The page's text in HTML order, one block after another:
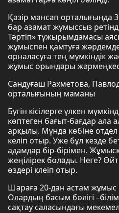
Қазір мансап орталығында
бар азамат жұмыссыз
Тәртіп» тұжырымдамасы
жұмыспен қамтуға
орналасуға тең мүмкіндік
жұмыс орындары
Сандуғаш Рахметова,
орталығының маманы
Бүгін кісілерге үлкен
көптеген бағыт-бағдар ала
арқылы. Мұнда көбіне
келіп отыр. Уже бұл кезде
адамдар бір-бірімен.
жеңілірек болады. Неге?
өздері клеіп отыр.
Шараға 20-дан астам жұмыс
Олардың басым бөлігі
сақтау саласындағы